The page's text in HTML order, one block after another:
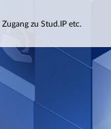
zu Stud.IP etc.